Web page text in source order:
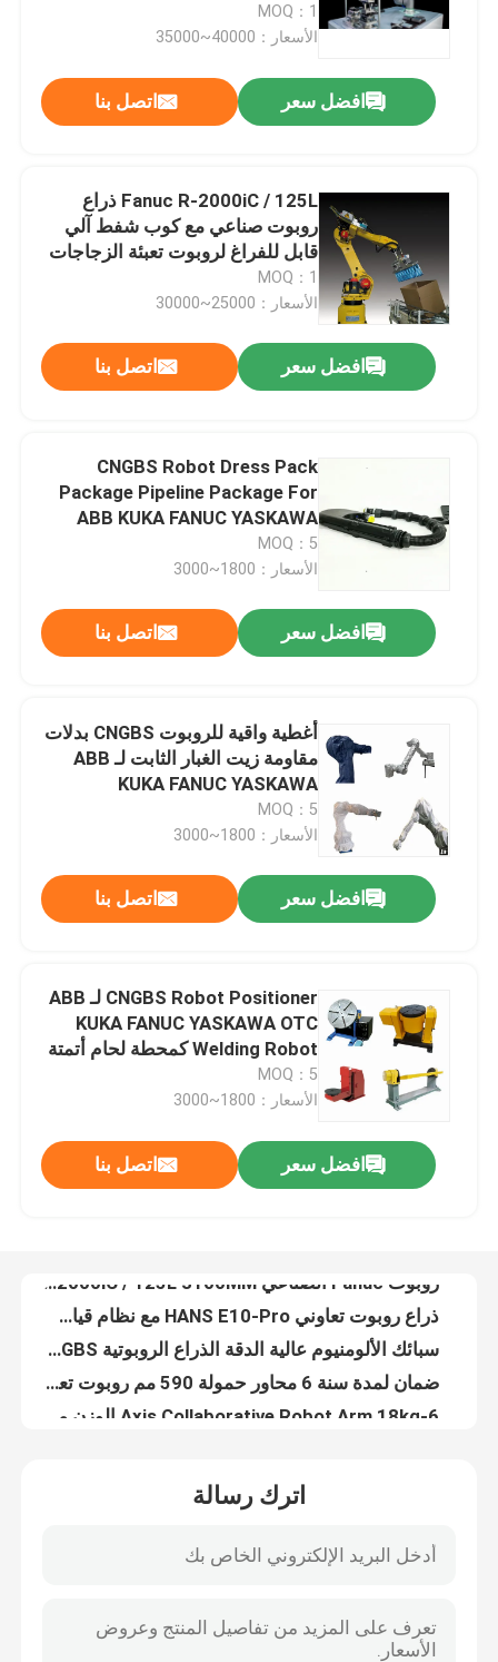
المنزل
المنتجات
فيديوهات
جولة في المعمل
رقابة جودة
ذراع روبوت صناعي
MOQ：1
الأسعار：40000~35000
افضل سعر اتصل بنا
Fanuc R-2000iC / 125L ذراع
روبوت صناعي مع كوب شفط آلي
قابل للفراغ لروبوت تعبئة الزجاجات
MOQ：1
الأسعار：25000~30000
افضل سعر اتصل بنا
CNGBS Robot Dress Pack
Package Pipeline Package For
ABB KUKA FANUC YASKAWA
Robot Cable Solution
MOQ：5
الأسعار：1800~3000
افضل سعر اتصل بنا
أغطية واقية للروبوت CNGBS بدلات
مقاومة زيت الغبار الثابت لـ ABB
KUKA FANUC YASKAWA
MOQ：5
الأسعار：1800~3000
افضل سعر اتصل بنا
CNGBS Robot Positioner لـ ABB
KUKA FANUC YASKAWA OTC
Welding Robot كمحطة لحام أتمتة
MOQ：5
الأسعار：1800~3000
افضل سعر اتصل بنا
KUKA KR20 R3100 ذراع روبوت للرسم 3101 تصل مع غطاء روبوت مضاد للانفجار بدلة واقية لطلاء الرذاذ
اترك رسالة